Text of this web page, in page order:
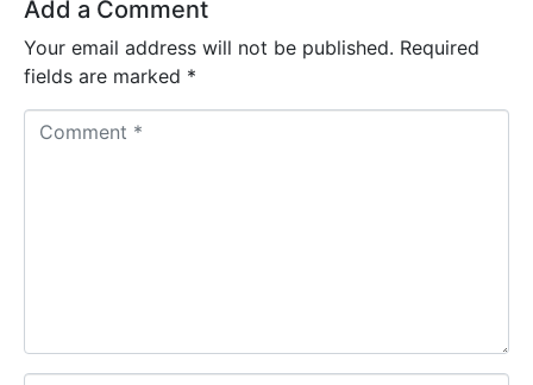
Add a Comment
Your email address will not be published. Required
fields are marked *